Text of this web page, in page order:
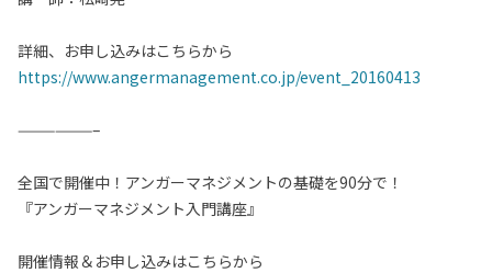
詳細、お申し込みはこちらから
https://www.angermanagement.co.jp/event_20160413
——————–
全国で開催中！アンガーマネジメントの基礎を90分で！
『アンガーマネジメント入門講座』
開催情報＆お申し込みはこちらから